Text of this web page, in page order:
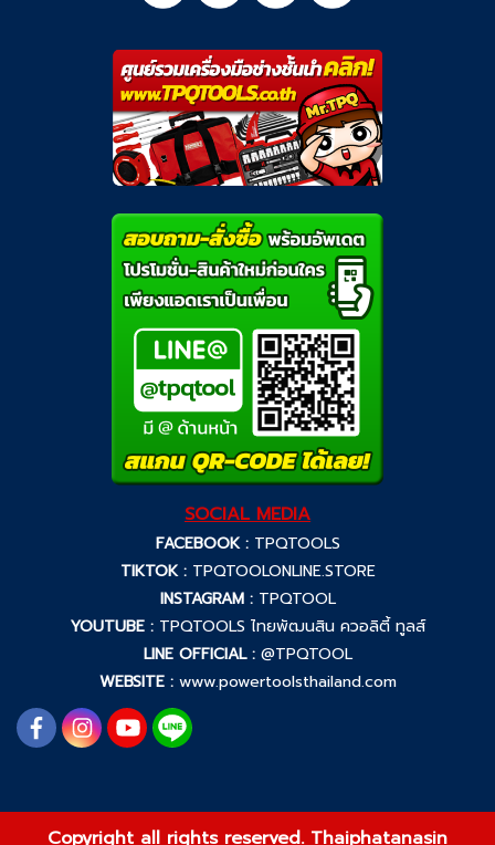
SOCIAL MEDIA
FACEBOOK : TPQTOOLS
TIKTOK : TPQTOOLONLINE.STORE
INSTAGRAM : TPQTOOL
YOUTUBE : TPQTOOLS ไทยพัฒนสิน ควอลิตี้ ทูลส์
LINE OFFICIAL : @TPQTOOL
WEBSITE : www.powertoolsthailand.com
Copyright all rights reserved. Thaiphatanasin